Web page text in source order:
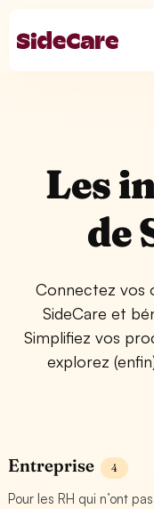
Les
de
Connectez vos
SideCare et
Simplifiez vos
explorez
Entreprise 4
Pour les RH qui n’ont